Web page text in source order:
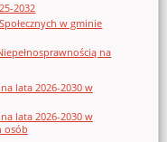
2032
w gminie
na
lata 2026-2030 w
lata 2026-2030 w
osób